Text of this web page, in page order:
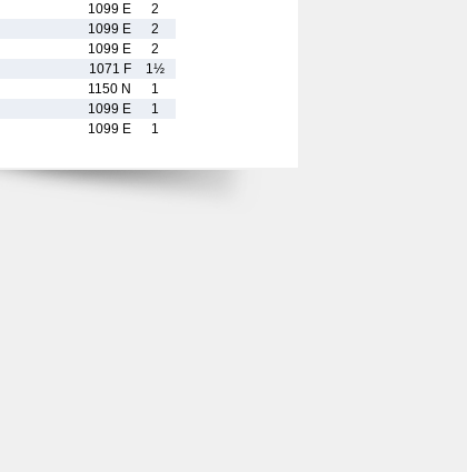
1099 E
2
1099 E
2
1099 E
2
1071 F
1½
1150 N
1
1099 E
1
1099 E 1